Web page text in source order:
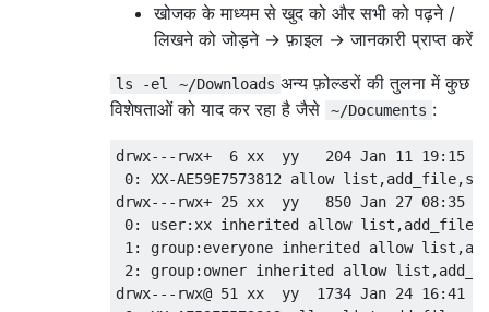
खोजक के माध्यम से खुद को और सभी को पढ़ने /
लिखने को जोड़ने -> फ़ाइल -> जानकारी प्राप्त करें
ls -el ~/Downloads अन्य फ़ोल्डरों की तुलना में कुछ
विशेषताओं को याद कर रहा है जैसे
~/Documents :
drwx---rwx+  6 xx  yy   204 Jan 11 19:15
0: XX-AE59E7573812 allow
drwx---rwx+ 25 xx  yy   850 Jan 27 08:35
0: user:xx inherited allow
1: group:everyone inherited allow
2: group:owner inherited allow
drwx---rwx@ 51 xx  yy  1734 Jan 24 16:41